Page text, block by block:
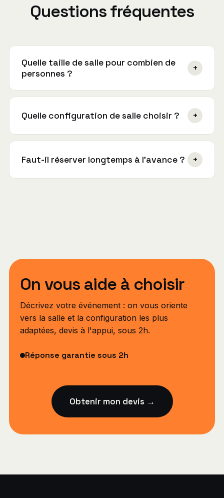
Questions fréquentes
Quelle taille de salle pour combien de
personnes ?
+
Prévoyez un peu de marge par rapport à votre
jusqu'à 12 personnes (réunions, ateliers) et la
LT-91 jusqu'à 22 personnes (formations,
Quelle configuration de salle choisir ? +
En classe pour transmettre, en U pour
favoriser les échanges, en îlots pour le travail
en sous-groupes. La salle est installée avant
votre arrivée.
Faut-il réserver longtemps à l'avance ? +
On vous aide à choisir
Décrivez votre événement : on vous oriente
vers la salle et la configuration les plus
adaptées, devis à l'appui, sous 2h.
Réponse garantie sous 2h
Obtenir mon devis →